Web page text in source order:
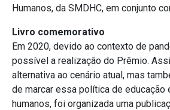
Humanos, da SMDHC, em conjunto
Livro comemorativo
Em 2020, devido ao contexto de
possível a realização do Prêmio.
alternativa ao cenário atual, mas
de marcar essa política de educação
humanos, foi organizada uma